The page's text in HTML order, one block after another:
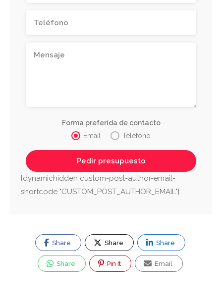
Forma preferida de contacto
Email
Teléfono
[dynamichidden custom-post-author-email-
shortcode "CUSTOM_POST_AUTHOR_EMAIL"]
Share Share Share
Share Pin It Email